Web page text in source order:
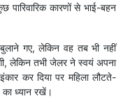
कारणों से भाई-बहन
गए, लेकिन वह तब भी नहीं
लेकिन तभी जेलर ने स्वयं अपना
कर दिया पर महिला लौटते-
ध्यान रखें।